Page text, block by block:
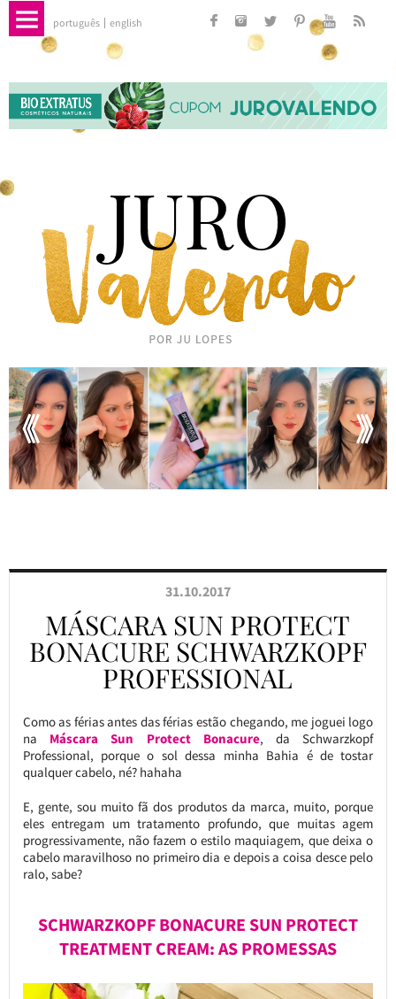
português english
31.10.2017
MÁSCARA SUN PROTECT
BONACURE SCHWARZKOPF
PROFESSIONAL
Como as férias antes das férias estão chegando, me joguei logo
na Máscara Sun Protect Bonacure, da Schwarzkopf
Professional, porque o sol dessa minha Bahia é de tostar
qualquer cabelo, né? hahaha
E, gente, sou muito fã dos produtos da marca, muito, porque
eles entregam um tratamento profundo, que muitas agem
progressivamente, não fazem o estilo maquiagem, que deixa o
cabelo maravilhoso no primeiro dia e depois a coisa desce pelo
ralo, sabe?
SCHWARZKOPF BONACURE SUN PROTECT
TREATMENT CREAM: AS PROMESSAS